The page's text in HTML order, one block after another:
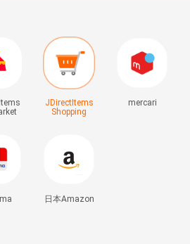
JDirectItems
Shopping
mercari
日本Amazon